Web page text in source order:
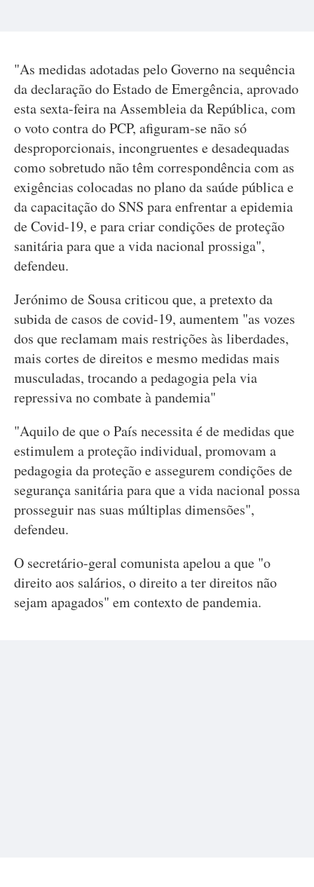
"As medidas adotadas pelo Governo na sequência
da declaração do Estado de Emergência, aprovado
esta sexta-feira na Assembleia da República, com
o voto contra do PCP, afiguram-se não só
desproporcionais, incongruentes e desadequadas
como sobretudo não têm correspondência com as
exigências colocadas no plano da saúde pública e
da capacitação do SNS para enfrentar a epidemia
de Covid-19, e para criar condições de proteção
sanitária para que a vida nacional prossiga",
defendeu.
Jerónimo de Sousa criticou que, a pretexto da
subida de casos de covid-19, aumentem "as vozes
dos que reclamam mais restrições às liberdades,
mais cortes de direitos e mesmo medidas mais
musculadas, trocando a pedagogia pela via
repressiva no combate à pandemia"
"Aquilo de que o País necessita é de medidas que
estimulem a proteção individual, promovam a
pedagogia da proteção e assegurem condições de
segurança sanitária para que a vida nacional possa
prosseguir nas suas múltiplas dimensões",
defendeu.
O secretário-geral comunista apelou a que "o
direito aos salários, o direito a ter direitos não
sejam apagados" em contexto de pandemia.